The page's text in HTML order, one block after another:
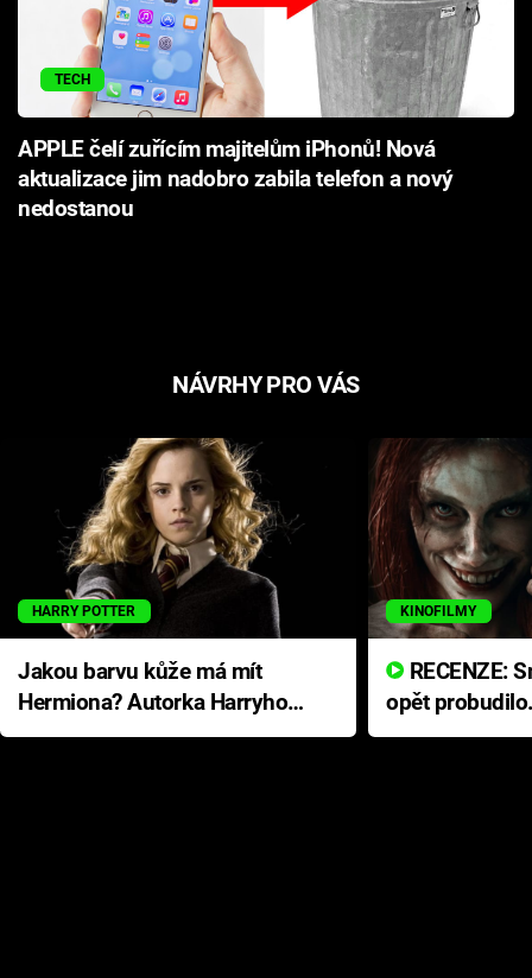
Přihlášení
Sledujte nás
TECH
APPLE čelí zuřícím majitelům iPhonů! Nová
aktualizace jim nadobro zabila telefon a nový
nedostanou
NÁVRHY PRO VÁS
HARRY POTTER
Jakou barvu kůže má mít
Hermiona? Autorka Harryho
Pottera přišla s ráznou
KINOFILMY
opět
přichází s